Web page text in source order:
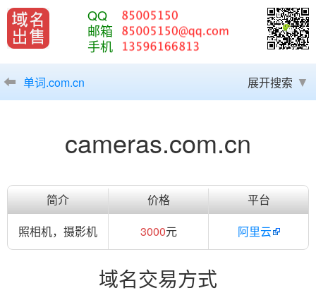
QQ
邮箱
手机
单词.com.cn 展开搜索
cameras.com.cn
简介 价格
平台
照相机，摄影机
3000元 阿里云
域名交易方式